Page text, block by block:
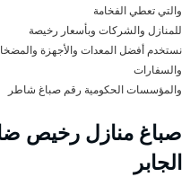
والتي تعطي الفخامة
للمنازل والشركات وبأسعار رخيصة
نستخدم أفضل المعدات والأجهزة
والسفارات
والمؤسسات الحكومية رقم صباغ شاطر
صباغ منازل رخيص
الجابر